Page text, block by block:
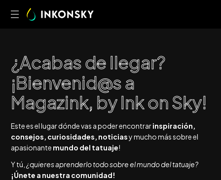
¿Acabasde llegar?
¡Bienvenid@sa
Magazink, byInkonSky!
Este es el lugar dónde vas a poder encontrarinspiración,
consejos, curiosidades, noticiasy mucho más sobre el
apasionante mundo del tatuaje!
Y tú,¿quieres aprenderlo todo sobre el mundo del tatuaje?
¡Únete a nuestra comunidad!